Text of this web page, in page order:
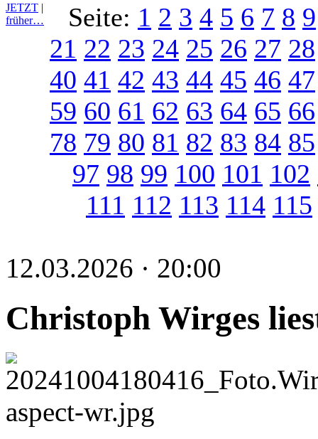
JETZT |
früher…
Seite: 1 2 3 4 5 6 7 8 9
21 22 23 24 25 26 27 28
40 41 42 43 44 45 46 47
59 60 61 62 63 64 65 66
78 79 80 81 82 83 84 85
97 98 99 100 101 102
111 112 113 114 115
12.03.2026 · 20:00
Christoph Wirges